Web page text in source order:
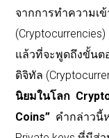
จากการทำความเ
แล้วที่จะพูดถึงขั้นต
ดิจิทัล
นิยมในโลก
Coins” คำกล่าวนี้